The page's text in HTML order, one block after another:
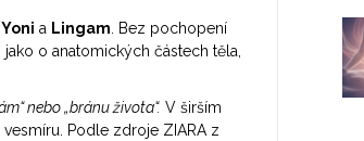
Yoni a Lingam . Bez pochopení
o anatomických částech těla,
nebo „bránu života“. V širším
Podle zdroje ZIARA z